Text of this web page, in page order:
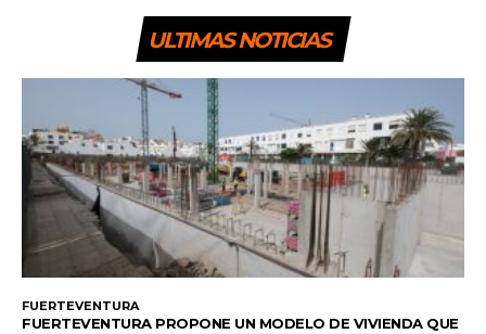
ULTIMAS NOTICIAS
FUERTEVENTURA
FUERTEVENTURA PROPONE UN MODELO DE VIVIENDA QUE